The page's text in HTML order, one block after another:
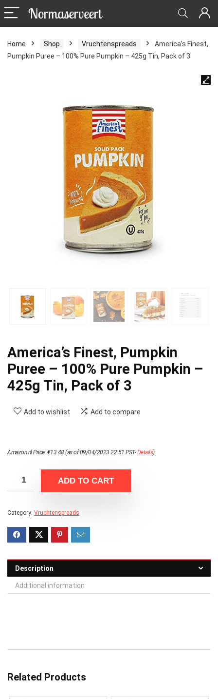
Home Shop Vruchtenspreads
America’s Finest,
Pumpkin Puree – 100% Pure Pumpkin – 425g Tin, Pack of 3
America’s Finest, Pumpkin
Puree – 100% Pure Pumpkin –
425g Tin, Pack of 3
Add to wishlist Add to compare
Amazon.nl Price:€13.48(as of 09/04/2023 22:51 PST-Details)
ADD TO CART
Category: Vruchtenspreads
Description
Additional information
Related Products